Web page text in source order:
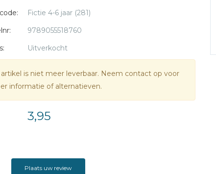
de kinderen
Fictie 4-6 jaar (281)
9789055518760
Uitverkocht
is niet meer leverbaar. Neem contact op voor
informatie of alternatieven.
3,95
Plaats uw review